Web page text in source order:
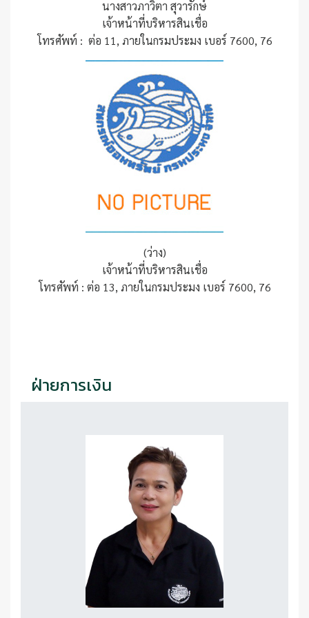
นางสาวภาวิตา สุวารักษ์
เจ้าหน้าที่บริหารสินเชื่อ
โทรศัพท์ : ต่อ 11, ภายในกรมประมง เบอร์ 7600, 76
(ว่าง)
เจ้าหน้าที่บริหารสินเชื่อ
โทรศัพท์ : ต่อ 13, ภายในกรมประมง เบอร์ 7600, 76
ฝ่ายการเงิน